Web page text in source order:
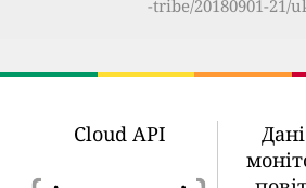
-tribe/20180901-21/
Cloud API